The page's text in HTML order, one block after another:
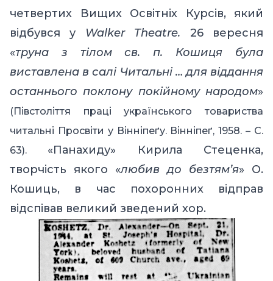
четвертих Вищих Освітніх Курсів, який
відбувся у Walker Theatre. 26 вересня
«труна з тілом св. п. Кошиця була
виставлена в салі Читальні … для віддання
останнього поклону покійному народом»
(Півстоліття праці українського товариства
читальні Просвіти у Вінніпеґу. Вінніпеґ, 1958. – С.
63). «Панахиду» Кирила Стеценка,
творчість якого «любив до безтям’я» О.
Кошиць, в час похоронних відправ
відспівав великий зведений хор.